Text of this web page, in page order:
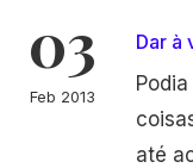
03
Feb 2013
Dar à
até